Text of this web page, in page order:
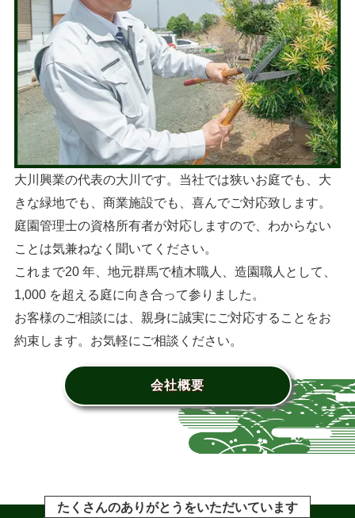
大川興業の代表の大川です。当社では狭いお庭でも、大
きな緑地でも、商業施設でも、喜んでご対応致します。
庭園管理士の資格所有者が対応しますので、わからない
ことは気兼ねなく聞いてください。
これまで20 年、地元群馬で植木職人、造園職人として、
1,000 を超える庭に向き合って参りました。
お客様のご相談には、親身に誠実にご対応することをお
約束します。お気軽にご相談ください。
会社概要
たくさんのありがとうをいただいています